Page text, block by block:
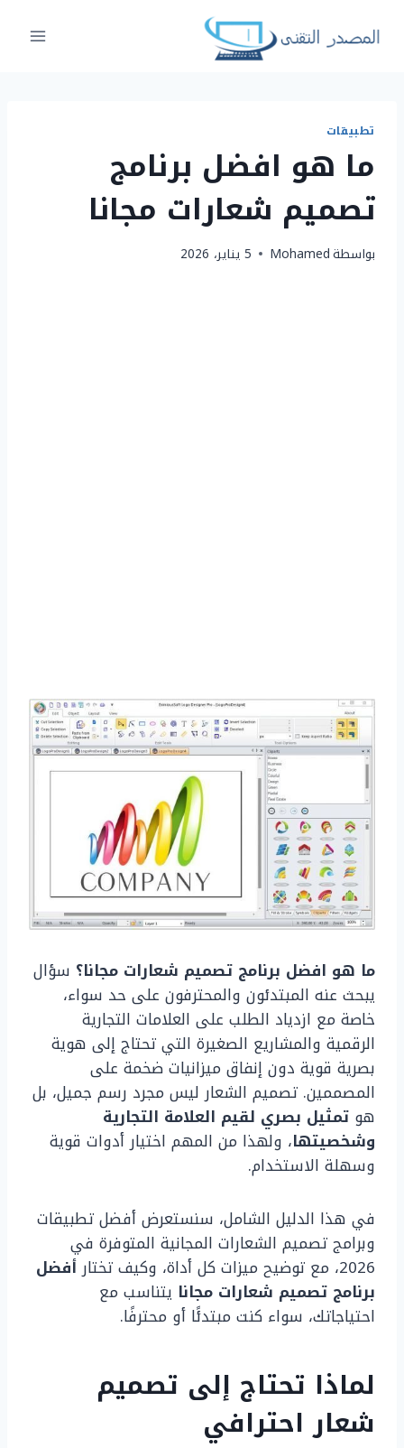
تطبيقات
ما هو افضل برنامج
تصميم شعارات مجانا
بواسطةMohamed 5 يناير، 2026
ما هو افضل برنامج تصميم شعارات مجانا؟ سؤال
يبحث عنه المبتدئون والمحترفون على حد سواء،
خاصة مع ازدياد الطلب على العلامات التجارية
الرقمية والمشاريع الصغيرة التي تحتاج إلى هوية
بصرية قوية دون إنفاق ميزانيات ضخمة على
المصممين. تصميم الشعار ليس مجرد رسم جميل، بل
هو تمثيل بصري لقيم العلامة التجارية
وشخصيتها، ولهذا من المهم اختيار أدوات قوية
وسهلة الاستخدام.
في هذا الدليل الشامل، سنستعرض أفضل تطبيقات
وبرامج تصميم الشعارات المجانية المتوفرة في
2026، مع توضيح ميزات كل أداة، وكيف تختار
أفضل
برنامج تصميم شعارات مجانا يتناسب مع
احتياجاتك، سواء كنت مبتدئًا أو محترفًا.
لماذا تحتاج إلى تصميم
شعار احترافي